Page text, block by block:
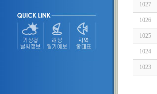
1027
1026
1025
1024
1023